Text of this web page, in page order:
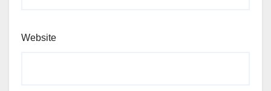
Website